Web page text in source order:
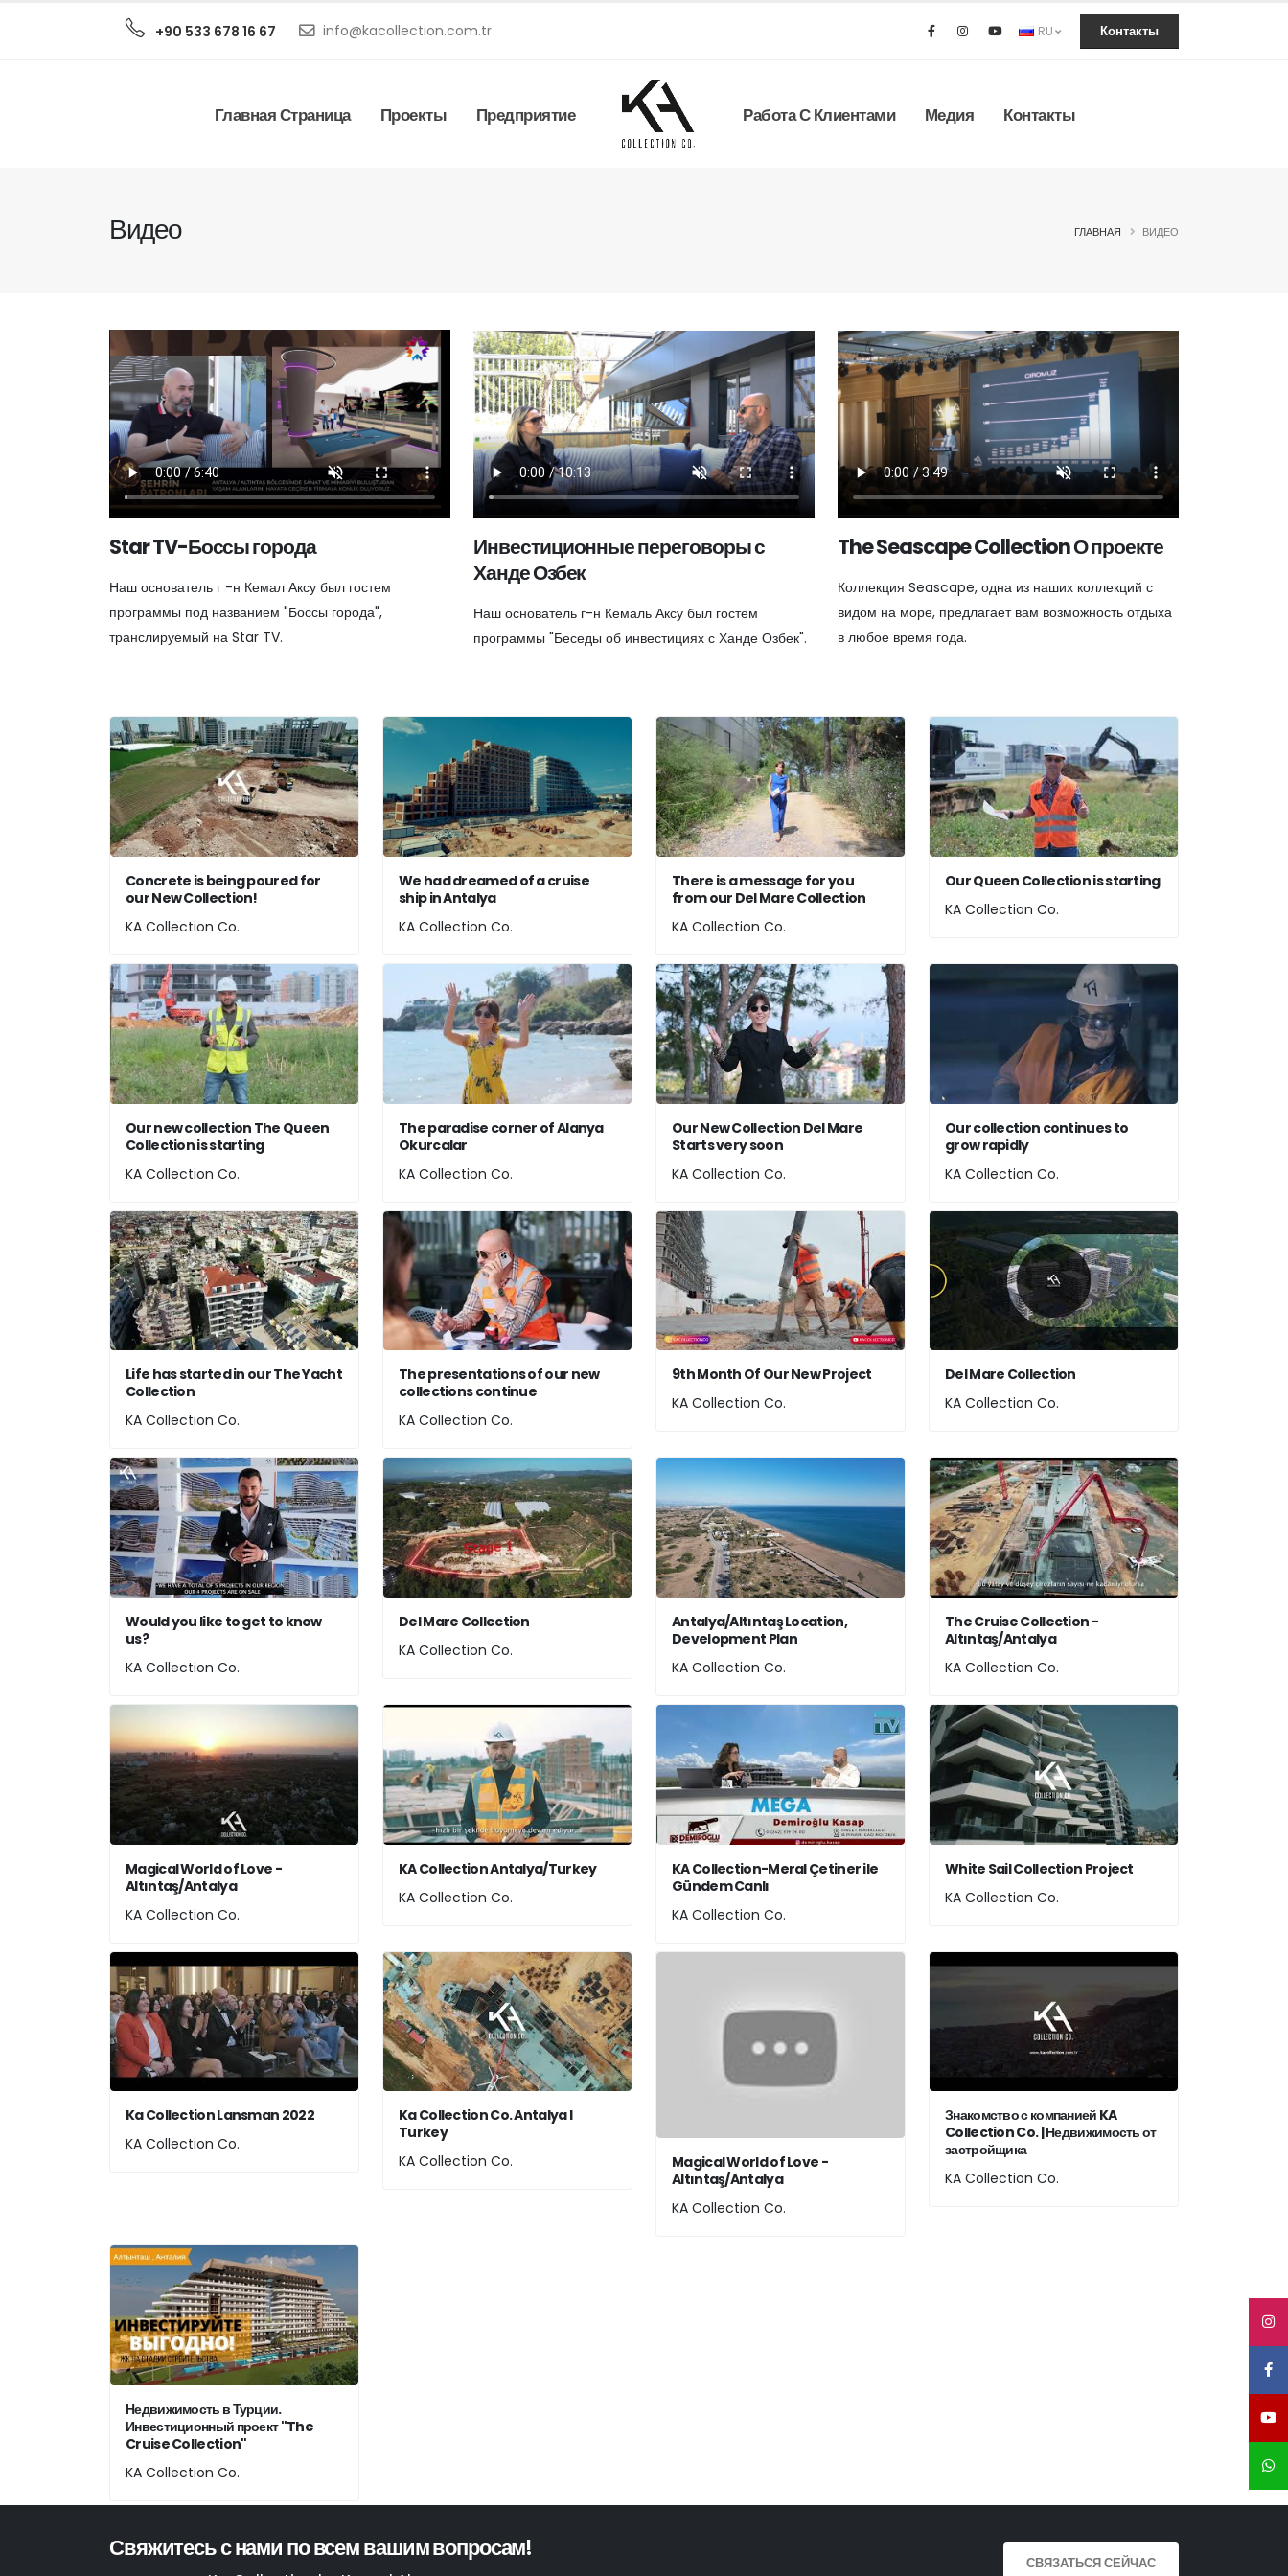
+90 533 678 16 67 info@kacollection.com.tr RU Контакты
Главная Страница Проекты Предприятие Работа С Клиентами Медия Контакты
Видео ГЛАВНАЯ ВИДЕО
Star TV-Боссы города
Наш основатель г -н Кемал Аксу был гостем
программы под названием "Боссы города",
транслируемый на Star TV.
Инвестиционные переговоры с
Ханде Озбек
Наш основатель г-н Кемаль Аксу был гостем
программы "Беседы об инвестициях с Ханде Озбек".
The Seascape Collection О проекте
Коллекция Seascape, одна из наших коллекций с
видом на море, предлагает вам возможность отдыха
в любое время года.
Concrete is being poured for
our New Collection!
KA Collection Co.
We had dreamed of a cruise
ship in Antalya
KA Collection Co.
There is a message for you
from our Del Mare Collection
KA Collection Co.
Our Queen Collection is starting
KA Collection Co.
Our new collection The Queen
Collection is starting
KA Collection Co.
The paradise corner of Alanya
Okurcalar
KA Collection Co.
Our New Collection Del Mare
Starts very soon
KA Collection Co.
Our collection continues to
grow rapidly
KA Collection Co.
Life has started in our The Yacht
Collection
KA Collection Co.
The presentations of our new
collections continue
KA Collection Co.
9th Month Of Our New Project
KA Collection Co.
Del Mare Collection
KA Collection Co.
Would you like to get to know
us?
KA Collection Co.
Del Mare Collection
KA Collection Co.
Antalya/Altıntaş Location,
Development Plan
KA Collection Co.
The Cruise Collection -
Altıntaş/Antalya
KA Collection Co.
Magical World of Love -
Altıntaş/Antalya
KA Collection Co.
KA Collection Antalya/Turkey
KA Collection Co.
KA Collection-Meral Çetiner ile
Gündem Canlı
KA Collection Co.
White Sail Collection Project
KA Collection Co.
Ka Collection Lansman 2022
KA Collection Co.
Ka Collection Co. Antalya I
Turkey
KA Collection Co.
Magical World of Love -
Altıntaş/Antalya
KA Collection Co.
Знакомство с компанией KA
Collection Co. | Недвижимость от
застройщика
KA Collection Co.
Недвижимость в Турции.
Инвестиционный проект "The
Cruise Collection"
KA Collection Co.
Свяжитесь с нами по всем вашим вопросам!
СВЯЗАТЬСЯ СЕЙЧАС